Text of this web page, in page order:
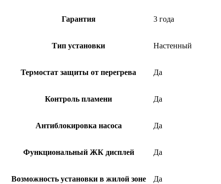
Гарантия 3 года
Тип установки Настенный
Термостат защиты от перегрева Да
Контроль пламени Да
Антиблокировка насоса Да
Функциональный ЖК дисплей Да
Возможность установки в жилой зоне Да